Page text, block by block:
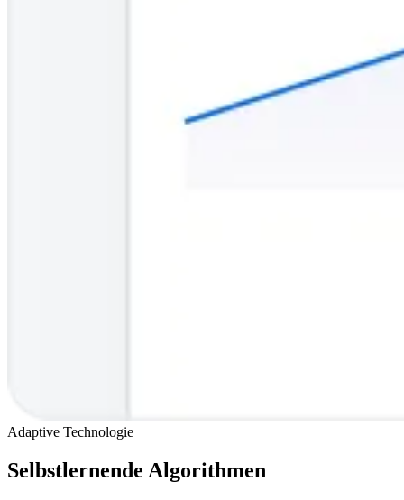
Adaptive Technologie
Selbstlernende Algorithmen